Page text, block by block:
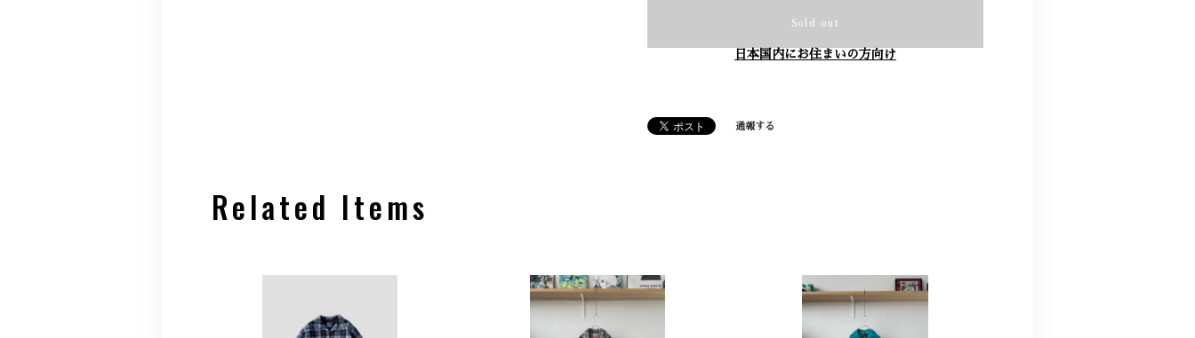
Sold out
日本国内にお住まいの方向け
通報する
Related Items